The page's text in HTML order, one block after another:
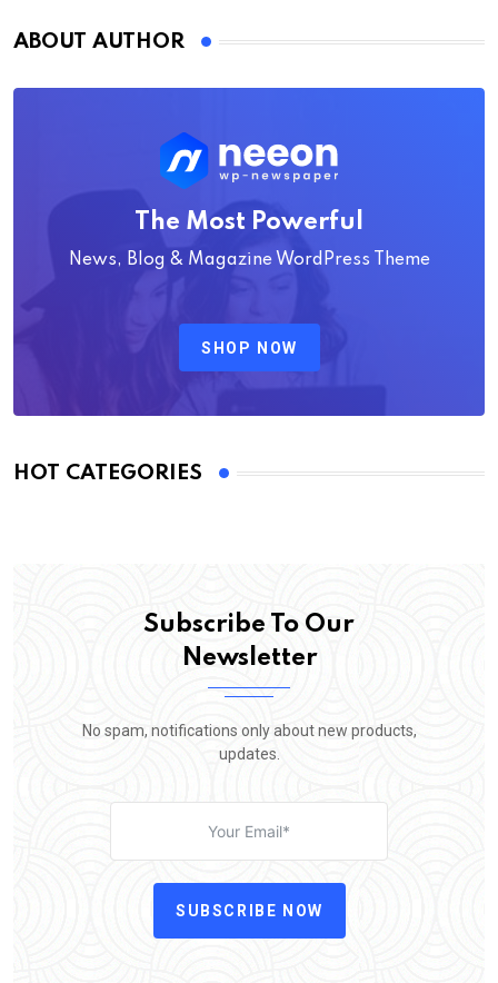
ABOUT AUTHOR
The Most Powerful
News, Blog & Magazine WordPress Theme
SHOP NOW
HOT CATEGORIES
Subscribe To Our
Newsletter
No spam, notifications only about new products,
updates.
SUBSCRIBE NOW